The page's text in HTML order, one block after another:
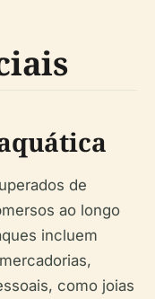
de
ao longo
incluem
como joias